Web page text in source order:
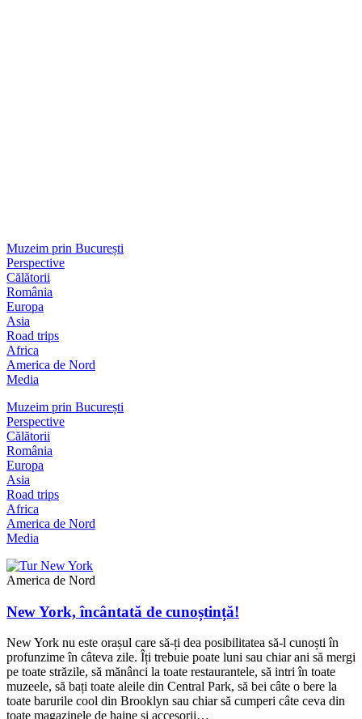
Muzeim prin București
Perspective
Călătorii
România
Europa
Asia
Road trips
Africa
America de Nord
Media
Muzeim prin București
Perspective
Călătorii
România
Europa
Asia
Road trips
Africa
America de Nord
Media
America de Nord
New York, încântată de cunoștință!
New York nu este orașul care să-ți dea posibilitatea să-l cunoști în
profunzime în câteva zile. Îți trebuie poate luni sau chiar ani să mergi
pe toate străzile, să mănânci la toate restaurantele, să intri în toate
muzeele, să bați toate aleile din Central Park, să bei câte o bere la
toate barurile cool din Brooklyn sau chiar să cumperi câte ceva din
toate magazinele de haine și accesorii…